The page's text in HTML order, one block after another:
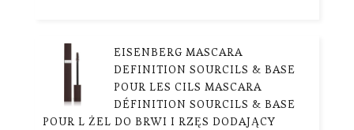
EISENBERG MASCARA
DEFINITION SOURCILS & BASE
POUR LES CILS MASCARA
DÉFINITION SOURCILS & BASE
POUR L ŻEL DO BRWI I RZĘS DODAJĄCY